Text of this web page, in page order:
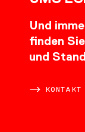
Und
finden
und
KONTAKT